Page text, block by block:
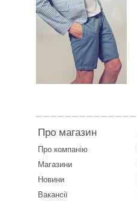
Про магазин
Про компанію
Магазини
Новини
Вакансії